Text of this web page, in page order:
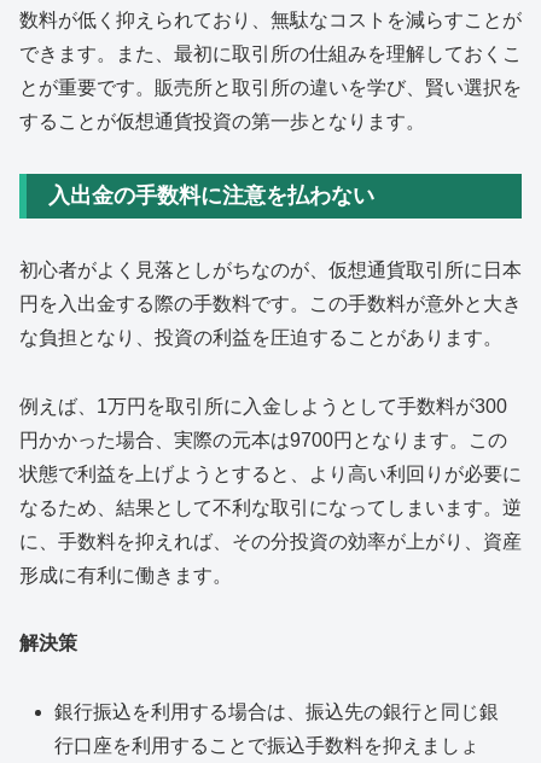
数料が低く抑えられており、無駄なコストを減らすことが
できます。また、最初に取引所の仕組みを理解しておくこ
とが重要です。販売所と取引所の違いを学び、賢い選択を
することが仮想通貨投資の第一歩となります。
入出金の手数料に注意を払わない
初心者がよく見落としがちなのが、仮想通貨取引所に日本
円を入出金する際の手数料です。この手数料が意外と大き
な負担となり、投資の利益を圧迫することがあります。
例えば、1万円を取引所に入金しようとして手数料が300
円かかった場合、実際の元本は9700円となります。この
状態で利益を上げようとすると、より高い利回りが必要に
なるため、結果として不利な取引になってしまいます。逆
に、手数料を抑えれば、その分投資の効率が上がり、資産
形成に有利に働きます。
解決策
銀行振込を利用する場合は、振込先の銀行と同じ銀
行口座を利用することで振込手数料を抑えましょ